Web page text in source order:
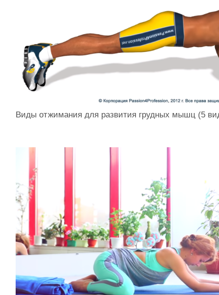
Виды отжимания для развития грудных мышц (5